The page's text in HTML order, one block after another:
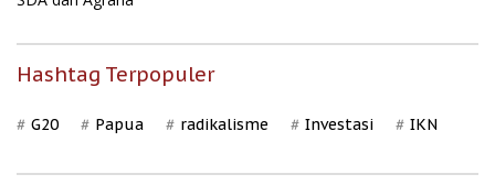
Hashtag Terpopuler
G20 Papua radikalisme Investasi IKN